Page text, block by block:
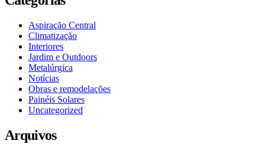
Aspiração Central
Climatização
Interiores
Jardim e Outdoors
Metalúrgica
Notícias
Obras e remodelações
Painéis Solares
Uncategorized
Arquivos